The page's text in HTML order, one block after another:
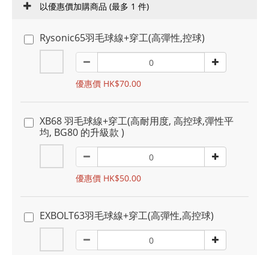
以優惠價加購商品 (最多 1 件)
Rysonic65羽毛球線+穿工(高彈性,控球)
優惠價 HK$70.00
XB68 羽毛球線+穿工(高耐用度, 高控球,彈性平
均, BG80 的升級款 )
優惠價 HK$50.00
EXBOLT63羽毛球線+穿工(高彈性,高控球)